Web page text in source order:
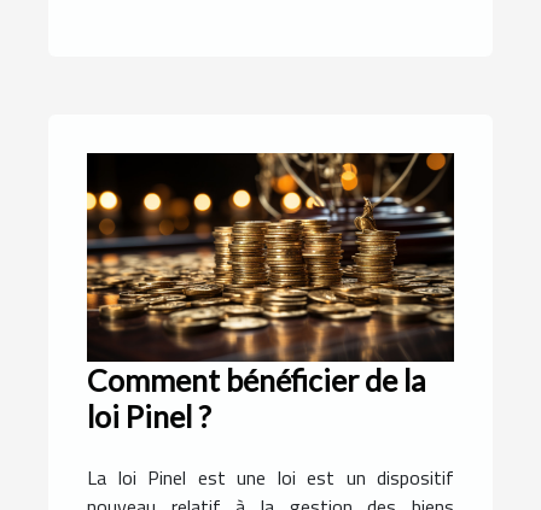
Comment bénéficier de la
loi Pinel ?
La loi Pinel est une loi est un dispositif